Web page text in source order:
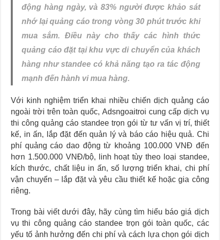
động hàng ngày, và 83% người được khảo sát
nhớ lại quảng cáo trong vòng 30 phút trước khi
mua sắm. Điều này cho thấy các hình thức
quảng cáo đặt tại khu vực di chuyển của khách
hàng như standee có khả năng tạo ra tác động
mạnh đến hành vi mua hàng.
Với kinh nghiệm triển khai nhiều chiến dịch quảng cáo
ngoài trời trên toàn quốc, Adsngoaitroi cung cấp dịch vụ
thi công quảng cáo standee trọn gói từ tư vấn vị trí, thiết
kế, in ấn, lắp đặt đến quản lý và báo cáo hiệu quả. Chi
phí quảng cáo dao động từ khoảng 100.000 VNĐ đến
hơn 1.500.000 VNĐ/bộ, linh hoạt tùy theo loại standee,
kích thước, chất liệu in ấn, số lượng triển khai, chi phí
vận chuyển – lắp đặt và yêu cầu thiết kế hoặc gia công
riêng.
Trong bài viết dưới đây, hãy cùng tìm hiểu báo giá dịch
vụ thi công quảng cáo standee trọn gói toàn quốc, các
yếu tố ảnh hưởng đến chi phí và cách lựa chọn gói dịch